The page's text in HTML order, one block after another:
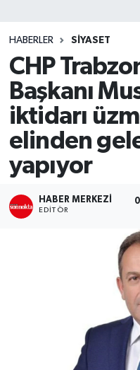
HABERLER SİYASET
CHP Trabzon
Başkanı
iktidarı
elinden
yapıyor
HABER MERKEZI
EDITÖR
Teknoloji
TRABZON
TRABZONSPOR
Yaşam